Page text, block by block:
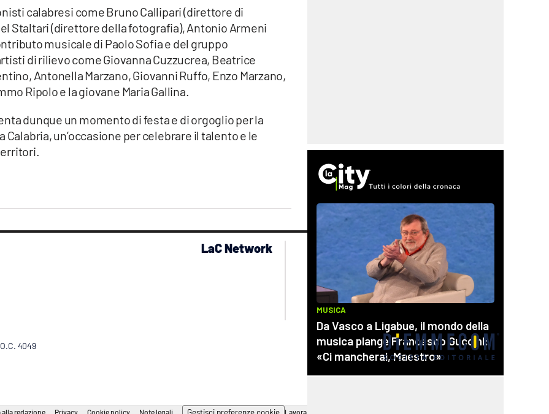
calabresi come Bruno Callipari (direttore di
Staltari (direttore della fotografia), Antonio Armeni
musicale di Paolo Sofia e del gruppo
di rilievo come Giovanna Cuzzucrea, Beatrice
Antonella Marzano, Giovanni Ruffo, Enzo Marzano,
Ripolo e la giovane Maria Gallina.
dunque un momento di festa e di orgoglio per la
un’occasione per celebrare il talento e le
LaC Network
lacplay.it
lacitymag.it
lacapitalenews.it
cosenzachannel.it
ilvibonese.it
catanzarochannel.it
4049